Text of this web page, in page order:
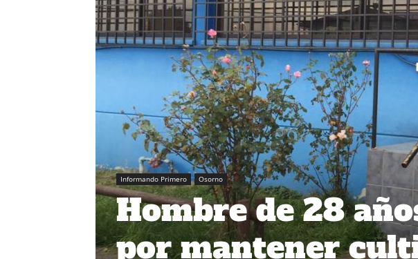
Informando Primero Osorno
Hombre de 28
por mantener